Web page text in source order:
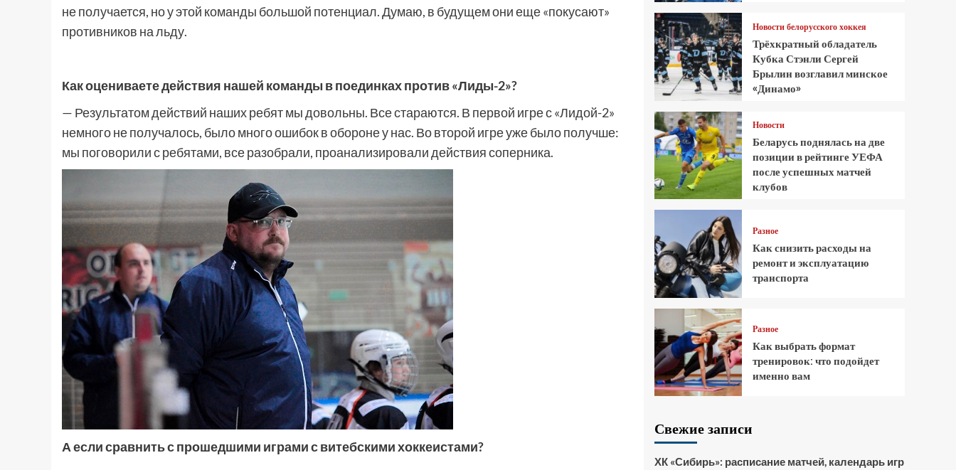
не получается, но у этой команды большой потенциал. Думаю, в будущем они еще «покусают»
противников на льду.
Как оцениваете действия нашей команды в поединках против «Лиды-2»?
— Результатом действий наших ребят мы довольны. Все стараются. В первой игре с «Лидой-2»
немного не получалось, было много ошибок в обороне у нас. Во второй игре уже было получше:
мы поговорили с ребятами, все разобрали, проанализировали действия соперника.
А если сравнить с прошедшими играми с витебскими хоккеистами?
Новости белорусского хоккея
Трёхкратный обладатель
Кубка Стэнли Сергей
Брылин возглавил минское
«Динамо»
Новости
Беларусь поднялась на две
позиции в рейтинге УЕФА
после успешных матчей
клубов
Разное
Как снизить расходы на
ремонт и эксплуатацию
транспорта
Разное
Как выбрать формат
тренировок: что подойдет
именно вам
Свежие записи
ХК «Сибирь»: расписание матчей, календарь игр